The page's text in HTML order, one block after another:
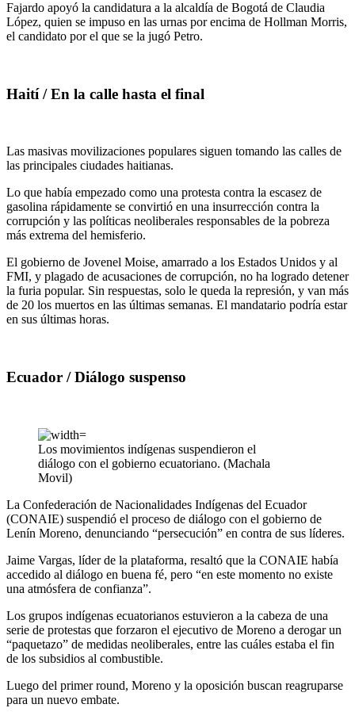
Fajardo apoyó la candidatura a la alcaldía de Bogotá de Claudia
López, quien se impuso en las urnas por encima de Hollman Morris,
el candidato por el que se la jugó Petro.
Haití / En la calle hasta el final
Las masivas movilizaciones populares siguen tomando las calles de
las principales ciudades haitianas.
Lo que había empezado como una protesta contra la escasez de
gasolina rápidamente se convirtió en una insurrección contra la
corrupción y las políticas neoliberales responsables de la pobreza
más extrema del hemisferio.
El gobierno de Jovenel Moise, amarrado a los Estados Unidos y al
FMI, y plagado de acusaciones de corrupción, no ha logrado detener
la furia popular. Sin respuestas, solo le queda la represión, y van más
de 20 los muertos en las últimas semanas. El mandatario podría estar
en sus últimas horas.
Ecuador / Diálogo suspenso
Los movimientos indígenas suspendieron el
diálogo con el gobierno ecuatoriano. (Machala
Movil)
La Confederación de Nacionalidades Indígenas del Ecuador
(CONAIE) suspendió el proceso de diálogo con el gobierno de
Lenín Moreno, denunciando “persecución” en contra de sus líderes.
Jaime Vargas, líder de la plataforma, resaltó que la CONAIE había
accedido al diálogo en buena fé, pero “en este momento no existe
una atmósfera de confianza”.
Los grupos indígenas ecuatorianos estuvieron a la cabeza de una
serie de protestas que forzaron el ejecutivo de Moreno a derogar un
“paquetazo” de medidas neoliberales, entre las cuáles estaba el fin
de los subsidios al combustible.
Luego del primer round, Moreno y la oposición buscan reagruparse
para un nuevo embate.